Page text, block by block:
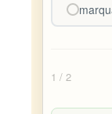
1 / 2